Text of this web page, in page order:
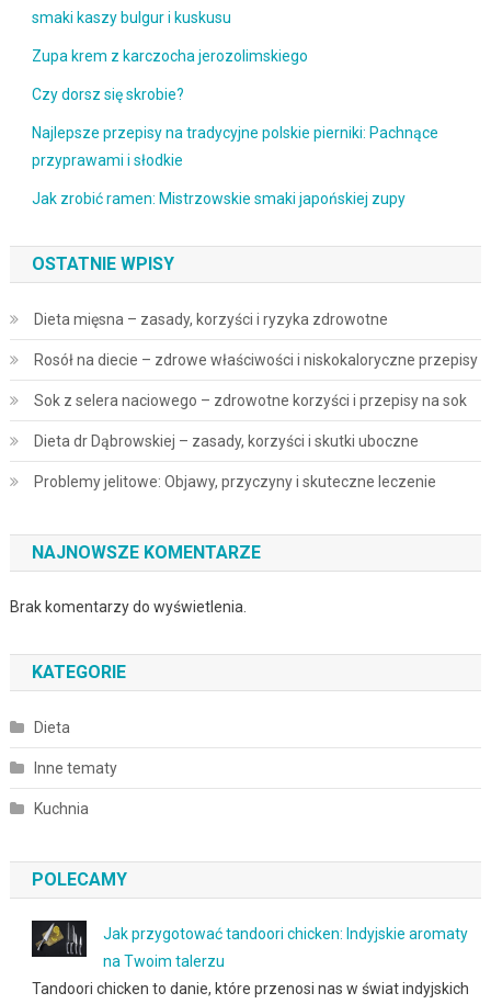
smaki kaszy bulgur i kuskusu
Zupa krem z karczocha jerozolimskiego
Czy dorsz się skrobie?
Najlepsze przepisy na tradycyjne polskie pierniki: Pachnące
przyprawami i słodkie
Jak zrobić ramen: Mistrzowskie smaki japońskiej zupy
OSTATNIE WPISY
Dieta mięsna – zasady, korzyści i ryzyka zdrowotne
Rosół na diecie – zdrowe właściwości i niskokaloryczne przepisy
Sok z selera naciowego – zdrowotne korzyści i przepisy na sok
Dieta dr Dąbrowskiej – zasady, korzyści i skutki uboczne
Problemy jelitowe: Objawy, przyczyny i skuteczne leczenie
NAJNOWSZE KOMENTARZE
Brak komentarzy do wyświetlenia.
KATEGORIE
Dieta
Inne tematy
Kuchnia
POLECAMY
Jak przygotować tandoori chicken: Indyjskie aromaty
na Twoim talerzu
Tandoori chicken to danie, które przenosi nas w świat indyjskich